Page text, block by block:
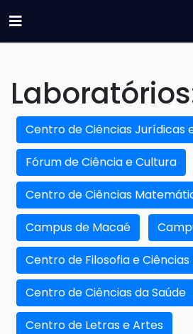
Centro de Ciências Jurídicas
Fórum de Ciência e Cultura
Centro de Ciências
Campus de Macaé
Centro de Filosofia e Ciências
Centro de Ciências da Saúde
Centro de Letras e Artes